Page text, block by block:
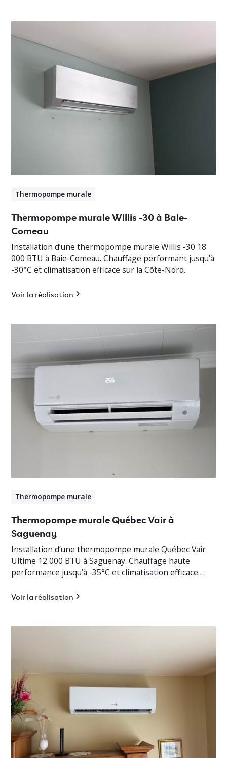
Thermopompe murale
Thermopompe murale Willis -30 à Baie-
Comeau
Installation d’une thermopompe murale Willis -30 18
000 BTU à Baie-Comeau. Chauffage performant jusqu’à
-30°C et climatisation efficace sur la Côte-Nord.
Voir la réalisation
Thermopompe murale
Thermopompe murale Québec Vair à
Saguenay
Installation d’une thermopompe murale Québec Vair
Ultime 12 000 BTU à Saguenay. Chauffage haute
performance jusqu’à -35°C et climatisation efficace
Voir la réalisation